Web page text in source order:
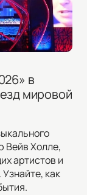
в
мировой
Вейв Холле,
артистов и
как